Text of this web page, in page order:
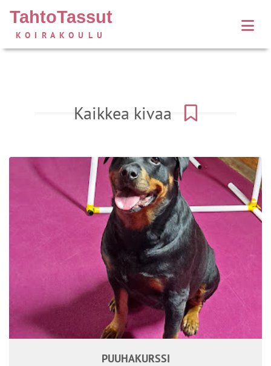
TahtoTassut
KOIRAKOULU
Kaikkea kivaa
PUUHAKURSSI